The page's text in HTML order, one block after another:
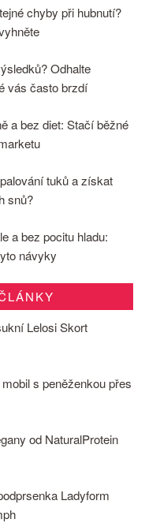
chyby při hubnutí?
Odhalte
vás často brzdí
a bez diet: Stačí běžné
tuků a získat
snů?
a bez pocitu hladu:
návyky
Lelosi Skort
s peněženkou přes
od NaturalProtein
Ladyform